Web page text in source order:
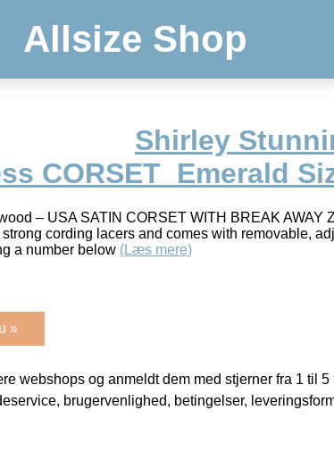
Allsize Shop
Shirley
CORSET_Emerald
– USA SATIN CORSET WITH BREAK AWAY
cording lacers and comes with removable,
a number below (Læs mere)
»
webshops og anmeldt dem med stjerner fra 1 til 5
brugervenlighed, betingelser,